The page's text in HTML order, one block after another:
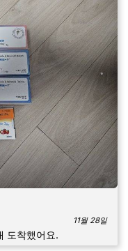
11월 28일
도착했어요.